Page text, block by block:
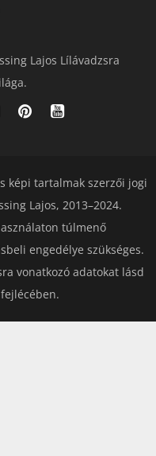
Lajos Lílávadzsra
képi tartalmak szerzői jogi
Lajos, 2013–2024.
túlmenő
engedélye szükséges.
vonatkozó adatokat lásd